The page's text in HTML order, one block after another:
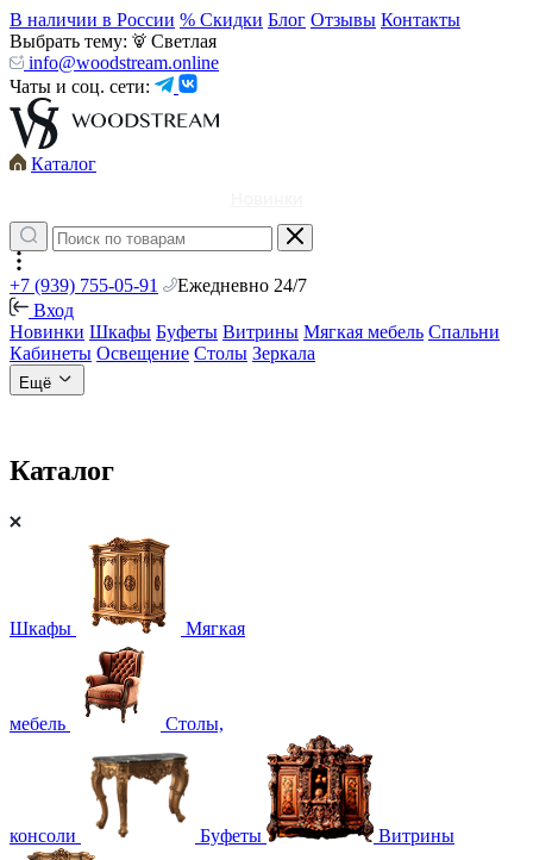
В наличии в России % Скидки Блог Отзывы Контакты
Выбрать тему:
Светлая
info@woodstream.online
Чаты и соц. сети:
Каталог
+7 (939) 755-05-91
Ежедневно 24/7
Вход
Новинки Шкафы Буфеты Витрины Мягкая мебель Спальни
Кабинеты Освещение Столы Зеркала
Ещё
Каталог
Шкафы Мягкая
мебель Столы,
консоли Буфеты Витрины